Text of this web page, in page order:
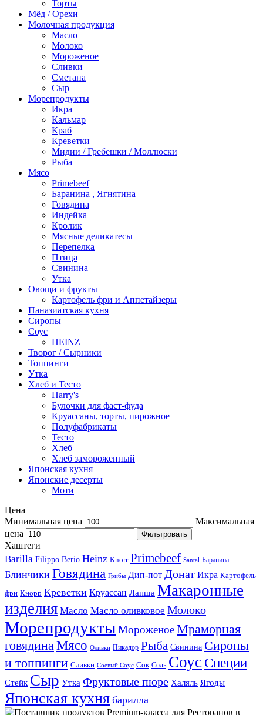
Торты
Мёд / Орехи
Молочная продукция
Масло
Молоко
Мороженое
Сливки
Сметана
Сыр
Морепродукты
Икра
Кальмар
Краб
Креветки
Мидии / Гребешки / Моллюски
Рыба
Мясо
Primebeef
Баранина , Ягнятина
Говядина
Индейка
Кролик
Мясные деликатесы
Перепелка
Птица
Свинина
Утка
Овощи и фрукты
Картофель фри и Аппетайзеры
Паназиатская кухня​
Сиропы
Соус
HEINZ
Творог / Сырники
Топпинги
Утка
Хлеб и Тесто
Harry's
Булочки для фаст-фуда
Круассаны, торты, пирожное
Полуфабрикаты
Тесто
Хлеб
Хлеб замороженный
Японская кухня
Японские десерты
Моти
Цена
Минимальная цена
Максимальная
цена
Фильтровать
Хаштеги
Barilla Filippo Berio Heinz Knorr Primebeef Santal Баранина
Блинчики Говядина Грибы Дип-пот Донат Икра Картофель
фри Кнорр Креветки Круассан Лапша Макаронные
изделия Масло Масло оливковое Молоко
МорепродуктыМороженоеМраморная
говядинаМясо Оливки Пикадор Рыба Свинина Сиропы
и топпинги Сливки Соевый Соус Сок Соль Соус Специи
Стейк Сыр Утка Фруктовые пюре Халяль Ягоды
Японская кухня барилла